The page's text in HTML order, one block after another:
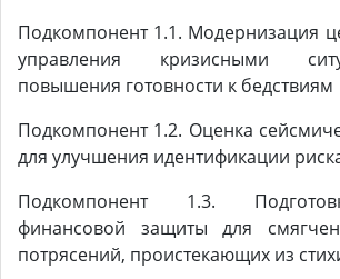
Подкомпонент 1.1. Модернизация
управления кризисными
повышения готовности к бедствиям
Подкомпонент 1.2. Оценка
для улучшения идентификации
Подкомпонент 1.3.
финансовой защиты для
потрясений, проистекающих из